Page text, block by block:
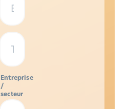
Entreprise
/
secteur